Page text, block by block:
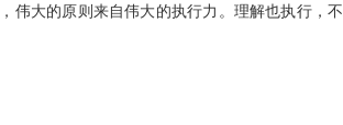
伟大的原则来自伟大的执行力。理解也执行